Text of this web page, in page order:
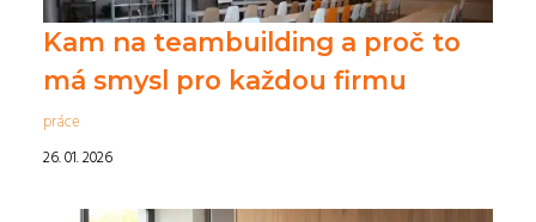
Kam na teambuilding a proč to
má smysl pro každou firmu
práce
26. 01. 2026